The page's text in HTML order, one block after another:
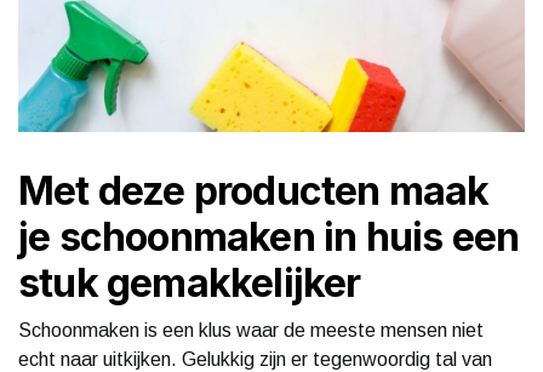
Met deze producten maak
je schoonmaken in huis een
stuk gemakkelijker
Schoonmaken is een klus waar de meeste mensen niet
echt naar uitkijken. Gelukkig zijn er tegenwoordig tal van